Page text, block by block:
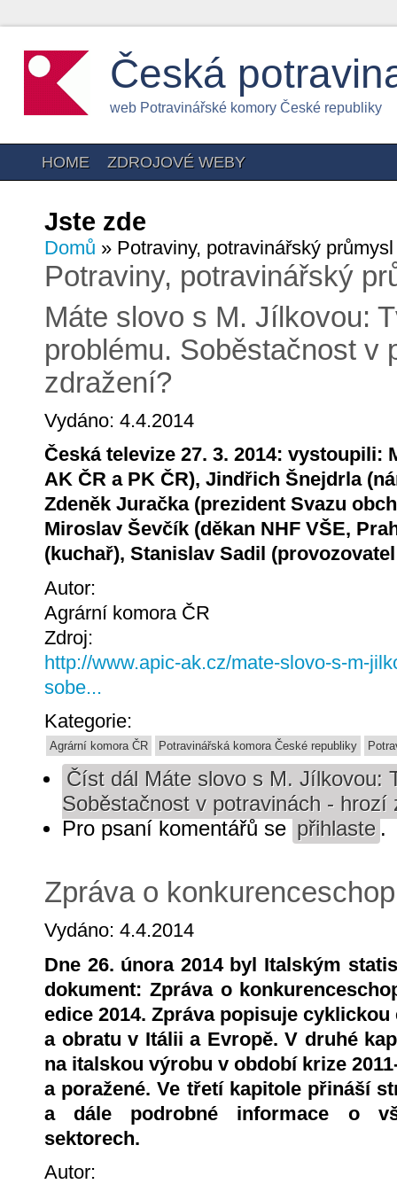
Česká
web Potravinářské komory České republiky
HOME ZDROJOVÉ WEBY
Jste zde
Domů » Potraviny, potravinářský průmysl
Potraviny, potravinářský
Máte slovo s M. Jílkovou:
problému. Soběstačnost v
zdražení?
Vydáno: 4.4.2014
Česká televize 27. 3. 2014: vystoupili:
AK ČR a PK ČR), Jindřich Šnejdrla
Zdeněk Juračka (prezident Svazu
Miroslav Ševčík (děkan NHF VŠE,
(kuchař), Stanislav Sadil
Autor:
Agrární komora ČR
Zdroj:
http://www.apic-ak.cz/mate-slovo-s-m-
sobe...
Kategorie:
Agrární komora ČR Potravinářská komora České republiky
Číst dál Máte slovo s M. Jílkovou:
Soběstačnost v potravinách - hrozí
Pro psaní komentářů se přihlaste .
Zpráva o
Vydáno: 4.4.2014
Dne 26. února 2014 byl Italským
dokument: Zpráva o
edice 2014. Zpráva popisuje
a obratu v Itálii a Evropě. V druhé
na italskou výrobu v období krize
a poražené. Ve třetí kapitole přináší
a dále podrobné informace o
sektorech.
Autor: